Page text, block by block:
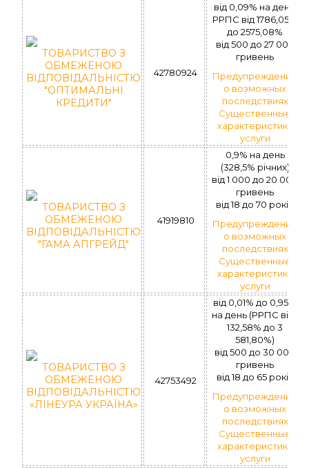
ТОВАРИСТВО З
ОБМЕЖЕНОЮ
ВІДПОВІДАЛЬНІСТЮ
"ОПТИМАЛЬНІ
КРЕДИТИ"
42780924
від 0,09% на день.
РРПС вiд 1786,05%
до 2575,08%
вiд 500 до 27 000
гривень
Предупреждение
о возможных
последствиях
Существенные
характеристики
услуги
ТОВАРИСТВО З
ОБМЕЖЕНОЮ
ВІДПОВІДАЛЬНІСТЮ
"ГАМА АПГРЕЙД"
41919810
0,9% на день
(328,5% річних)
вiд 1 000 до 20 000
гривень
вiд 18 до 70 рокiв
Предупреждение
о возможных
последствиях
Существенные
характеристики
услуги
ТОВАРИСТВО З
ОБМЕЖЕНОЮ
ВІДПОВІДАЛЬНІСТЮ
«ЛІНЕУРА УКРАЇНА»
42753492
від 0,01% до 0,95%
на день (РРПС від 1
132,58% до 3
581,80%)
вiд 500 до 30 000
гривень
вiд 18 до 65 рокiв
Предупреждение
о возможных
последствиях
Существенные
характеристики
услуги